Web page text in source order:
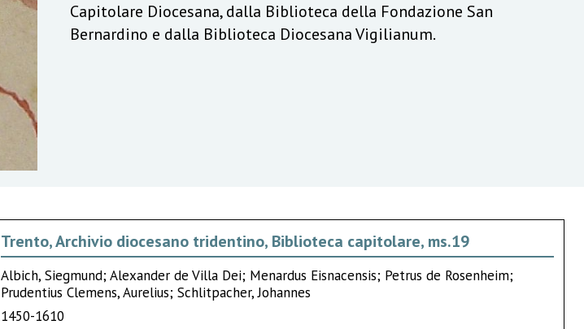
Capitolare Diocesana, dalla Biblioteca della Fondazione San
Bernardino e dalla Biblioteca Diocesana Vigilianum.
Trento, Archivio diocesano tridentino, Biblioteca capitolare, ms.19
Albich, Siegmund; Alexander de Villa Dei; Menardus Eisnacensis; Petrus de Rosenheim;
Prudentius Clemens, Aurelius; Schlitpacher, Johannes
1450-1610